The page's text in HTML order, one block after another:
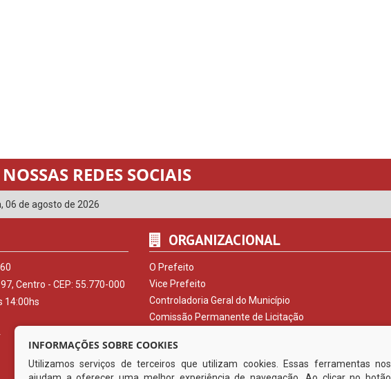
REDES SOCIAIS
, 06 de agosto de 2026
Centro - CEP: 55.770-000
14:00hs
ORGANIZACIONAL
O Prefeito
Vice Prefeito
Controladoria Geral do Município
Comissão Permanente de Licitação
Serviço de Informação ao Cidadão
Ouvidoria Municipal
INFORMAÇÕES SOBRE COOKIES
Utilizamos serviços de terceiros que utilizam cookies. Essas ferramentas nos